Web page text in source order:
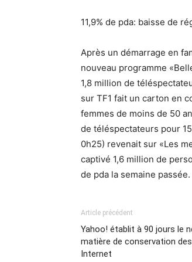
11,9% de pda: baisse de
Après un démarrage en
nouveau programme
1,8 million de
sur TF1 fait un carton en
femmes de moins de 50
de téléspectateurs pour
0h25) revenait sur «Les
captivé 1,6 million de
de pda la semaine passée.
Article précédent
Yahoo! établit à 90 jours le
matière de conservation
Internet